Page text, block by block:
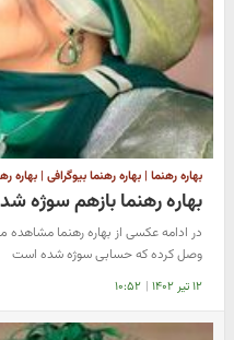
بهاره رهنما | بهاره رهنما بیوگرافی | بهاره
بهاره رهنما بازهم سوژه شد
در ادامه عکسی از بهاره رهنما
وصل کرده که حسابی سوژه شده است
۱۲ تیر ۱۴۰۲ | ۱۰:۵۲